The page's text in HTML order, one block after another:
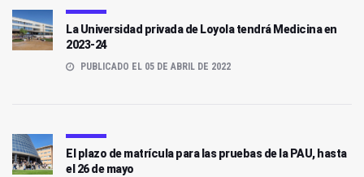
La Universidad privada de Loyola tendrá Medicina en
2023-24
PUBLICADO EL 05 DE ABRIL DE 2022
El plazo de matrícula para las pruebas de la PAU, hasta
el 26 de mayo